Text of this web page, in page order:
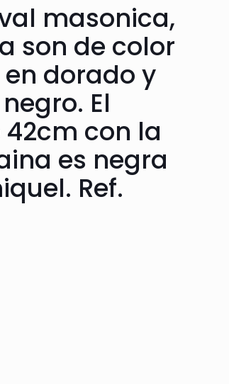
masonica,
son de color
dorado y
El
con la
es negra
Ref.